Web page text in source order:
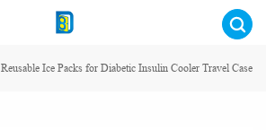
Ice Packs for Diabetic Insulin Cooler Travel Case